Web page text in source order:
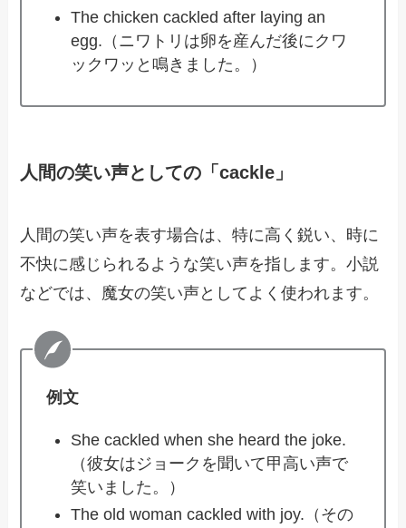
The chicken cackled after laying an
egg.（ニワトリは卵を産んだ後にクワ
ックワッと鳴きました。）
人間の笑い声としての「cackle」
人間の笑い声を表す場合は、特に高く鋭い、時に
不快に感じられるような笑い声を指します。小説
などでは、魔女の笑い声としてよく使われます。
例文
She cackled when she heard the joke.
（彼女はジョークを聞いて甲高い声で
笑いました。）
The old woman cackled with joy.（その